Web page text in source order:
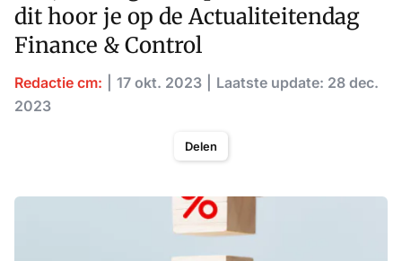
dit hoor je op de Actualiteitendag
Finance & Control
Redactie cm: 17 okt. 2023
Laatste update: 28 dec.
2023
Delen